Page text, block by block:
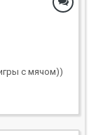
с мячом))